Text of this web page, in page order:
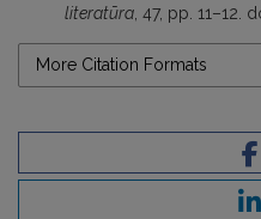
literatūra, 47, pp. 11–12.
More Citation Formats